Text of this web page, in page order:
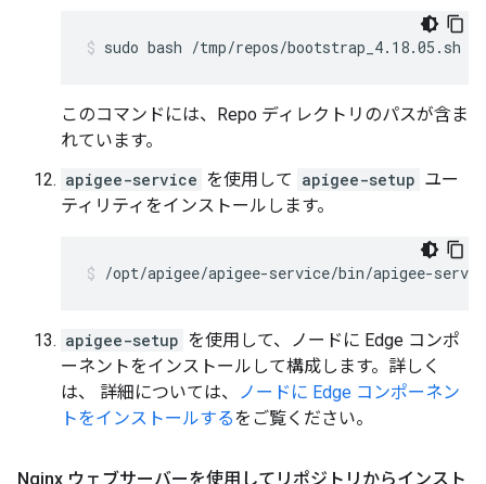
sudo bash /tmp/repos/bootstrap_4.18.05.sh
このコマンドには、Repo ディレクトリのパスが含ま
れています。
apigee-service を使用して apigee-setup ユー
ティリティをインストールします。
/opt/apigee/apigee-service/bin/apigee-
apigee-setup を使用して、ノードに Edge コンポ
ーネントをインストールして構成します。詳しく
は、 詳細については、
ノードに Edge コンポーネン
トをインストールするをご覧ください。
Nginx ウェブサーバーを使用してリポジトリからインスト